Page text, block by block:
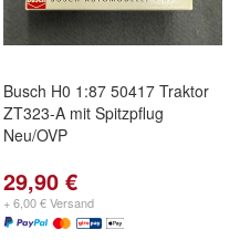
Busch H0 1:87 50417 Traktor
ZT323-A mit Spitzpflug
Neu/OVP
29,90 €
+ 6,00 € Versand